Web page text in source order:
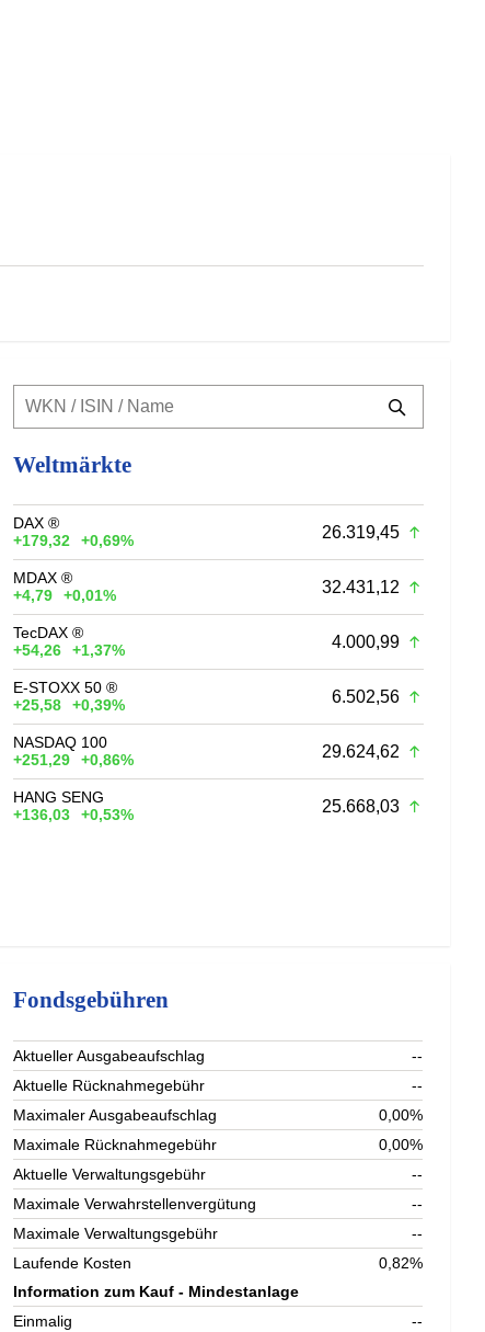
Weltmärkte
DAX ®
+179,32
+0,69% 26.319,45
MDAX ®
+4,79
+0,01% 32.431,12
TecDAX ®
+54,26
+1,37% 4.000,99
E-STOXX 50 ®
+25,58
+0,39% 6.502,56
NASDAQ 100
+251,29
+0,86% 29.624,62
HANG SENG
+136,03
+0,53% 25.668,03
Fondsgebühren
Aktueller Ausgabeaufschlag
--
Aktuelle Rücknahmegebühr
--
Maximaler Ausgabeaufschlag
0,00%
Maximale Rücknahmegebühr
0,00%
Aktuelle Verwaltungsgebühr
--
Maximale Verwahrstellenvergütung
--
Maximale Verwaltungsgebühr
--
Laufende Kosten
0,82%
Information zum Kauf - Mindestanlage
Einmalig
--